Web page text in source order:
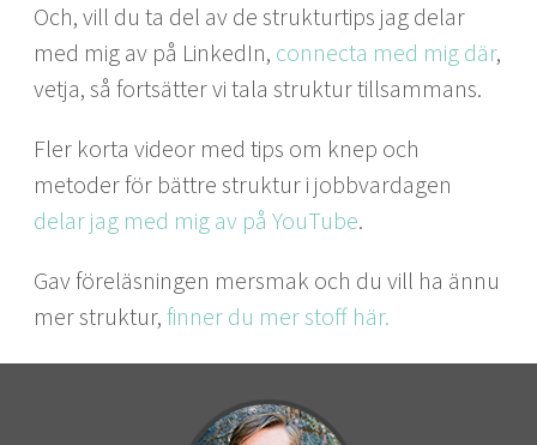
Och, vill du ta del av de struk­tur­tips jag delar
med mig av på LinkedIn, con­nec­ta med mig där,
vet­ja, så fort­sät­ter vi tala struk­tur tillsammans.
Fler kor­ta vide­or med tips om knep och
metoder för bät­tre struk­tur i job­b­varda­gen
delar jag med mig av på YouTube.
Gav föreläs­nin­gen mers­mak och du vill ha ännu
mer struk­tur, finner du mer stoff här.